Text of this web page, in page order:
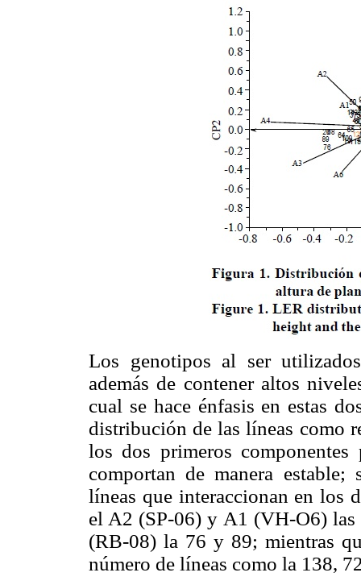
Los genotipos al ser
además de contener altos
cual se hace énfasis en estas
distribución de las líneas como
los dos primeros
comportan de manera
líneas que interaccionan en los
el A2 (SP-06) y A1 (VH-O6)
(RB-08) la 76 y 89; mientras
número de líneas como la 138,